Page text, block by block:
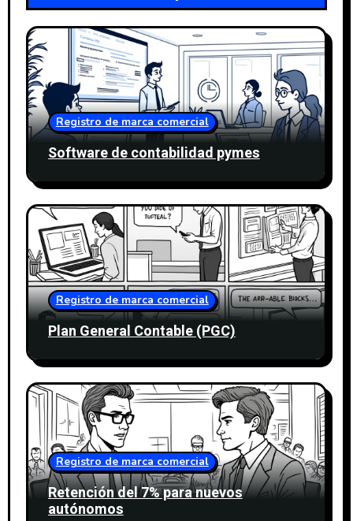
Registro de marca comercial
Software de contabilidad pymes
Registro de marca comercial
Plan General Contable (PGC)
Registro de marca comercial
Retención del 7% para nuevos
autónomos